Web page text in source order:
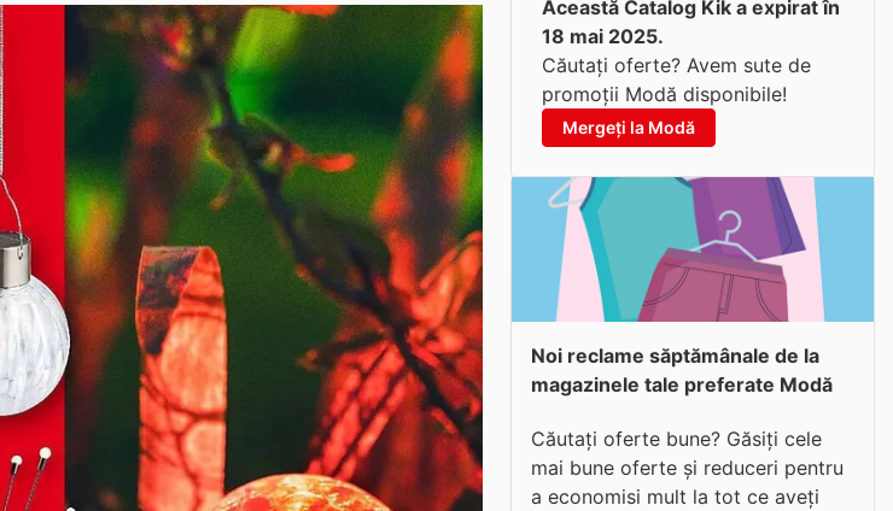
Această Catalog Kik a expirat în
18 mai 2025.
Căutați oferte? Avem sute de
promoții Modă disponibile!
Mergeți la Modă
Noi reclame săptămânale de la
magazinele tale preferate Modă
Căutați oferte bune? Găsiți cele
mai bune oferte și reduceri pentru
a economisi mult la tot ce aveți